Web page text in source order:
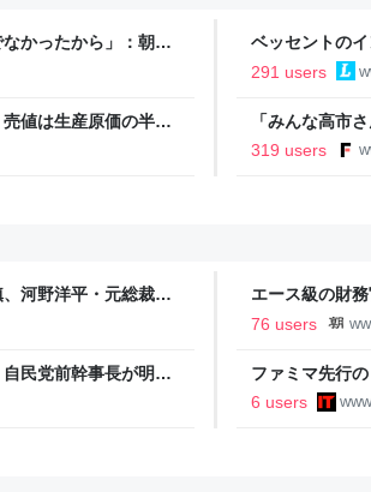
かったから」：朝日
ベッセントの
いる
291 users
値は生産原価の半分
FNNプライムオンラ
「みんな高市
裏 自民党内で
319 users
河野洋平・元総裁と
もあった6月の訪中
エース級の財
新聞
76 users
民党前幹事長が明か
習近平主席を怒らせ
ファミマ先行
約1億人の顧客
6 users